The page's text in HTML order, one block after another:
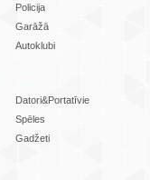
Policija
Garāžā
Autoklubi
Datori&Portatīvie
Spēles
Gadžeti